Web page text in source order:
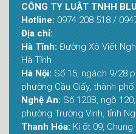
CÔNG TY LUẬT TNHH
Hotline: 0974 208 518 /
Địa chỉ:
Hà Tĩnh: Đường Xô Viết
Hà Tĩnh
Hà Nội: Số 15, ngách 9/28
phường Cầu Giấy, thành phố
Nghệ An: Số 120B, ngõ
phường Trường Vinh, tỉnh
Thanh Hóa: Ki ốt 09,